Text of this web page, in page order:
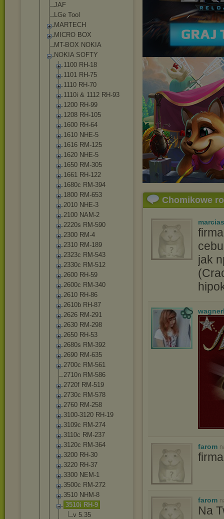
JAF
LGe Tool
MARTECH
MICRO BOX
MT-BOX NOKIA
NOKIA SOFTY
1100 RH-18
1101 RH-75
1110 RH-70
1110i & 1112 RH-93
1200 RH-99
1208 RH-105
1600 RH-64
1610 NHE-5
1616 RM-125
1620 NHE-5
1650 RM-305
1661 RH-122
1680c RM-394
1800 RM-653
2010 NHE-3
2100 NAM-2
2220s RM-590
2300 RM-4
2310 RM-189
2323c RM-543
2330c RM-512
2600 RH-59
2600c RM-340
2610 RH-86
2610b RH-87
2626 RM-291
2630 RM-298
2650 RH-53
2680s RM-392
2690 RM-635
2700c RM-561
2710n RM-586
2720f RM-519
2730c RM-578
2760 RM-258
3100-3120 RH-19
3109c RM-274
3110c RM-237
3120c RM-364
3200 RH-30
3220 RH-37
3300 NEM-1
3500c RM-272
3510 NHM-8
3510i RH-9
v 5.35
Chomikowe
jak
farom
farom
Na